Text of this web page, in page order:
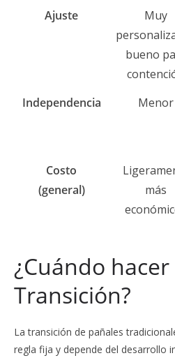
Ajuste
Muy
bueno
Independencia Menor
Costo
(general)
más
¿Cuándo hacer
Transición?
La transición de pañales
regla fija y depende del desarrollo